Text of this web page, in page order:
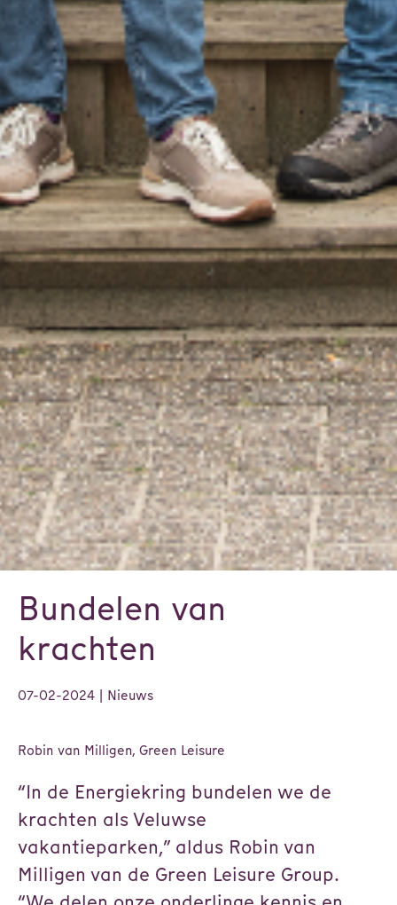
Bundelen van
krachten
07-02-2024 | Nieuws
Robin van Milligen, Green Leisure
“In de Energiekring bundelen we de
krachten als Veluwse
vakantieparken,” aldus Robin van
Milligen van de Green Leisure Group.